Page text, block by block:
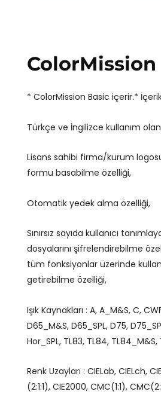
ColorMission
* ColorMission Basic içerir.*
Türkçe ve İngilizce kullanım
Lisans sahibi firma/kurum
formu basabilme özelliği,
Otomatik yedek alma özelliği,
Sınırsız sayıda kullanıcı
dosyalarını şifrelendirebilme
tüm fonksiyonlar üzerinde
getirebilme özelliği,
Işık Kaynakları : A, A_M&S, C,
D65_M&S, D65_SPL, D75,
Hor_SPL, TL83, TL84, TL84_M&S,
Renk Uzayları : CIELab, CIELch,
(2:1:1), CIE2000, CMC(1:1),